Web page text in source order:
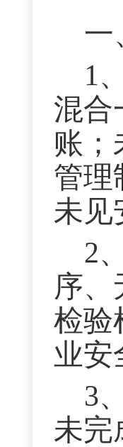
一
1
混合
账；
管理
未见
2
序、
检验
业安
3
未完